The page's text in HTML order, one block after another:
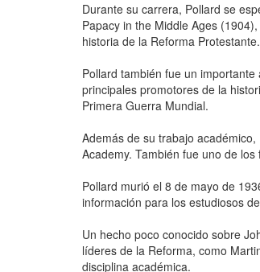
Durante su carrera, Pollard se
Papacy in the Middle Ages
historia de la Reforma Protestante.
Pollard también fue un
principales promotores de la
Primera Guerra Mundial.
Además de su trabajo
Academy. También fue uno de
Pollard murió el 8 de mayo de
información para los estudiosos
Un hecho poco conocido sobre
líderes de la Reforma, como
disciplina académica.